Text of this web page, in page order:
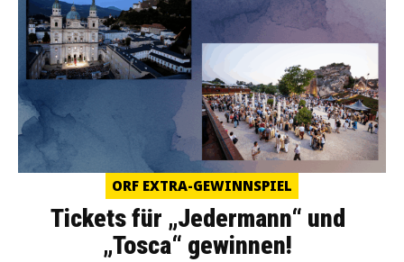
ORF EXTRA-GEWINNSPIEL
Tickets für „Jedermann“ und
„Tosca“ gewinnen!